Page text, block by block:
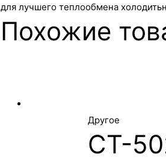
для лучшего теплообмена
Похожие
Другое
CT-